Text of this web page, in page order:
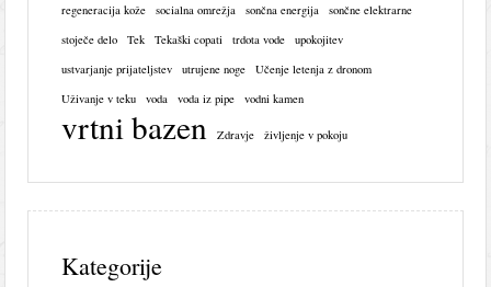
regeneracija kože
socialna omrežja sončna energija
sončne elektrarne
stoječe delo
Tek Tekaški copati trdota vode
upokojitev
ustvarjanje prijateljstev
utrujene noge
Učenje letenja z dronom
Uživanje v teku
voda voda iz pipe vodni kamen
vrtni bazen Zdravje življenje v pokoju
Kategorije